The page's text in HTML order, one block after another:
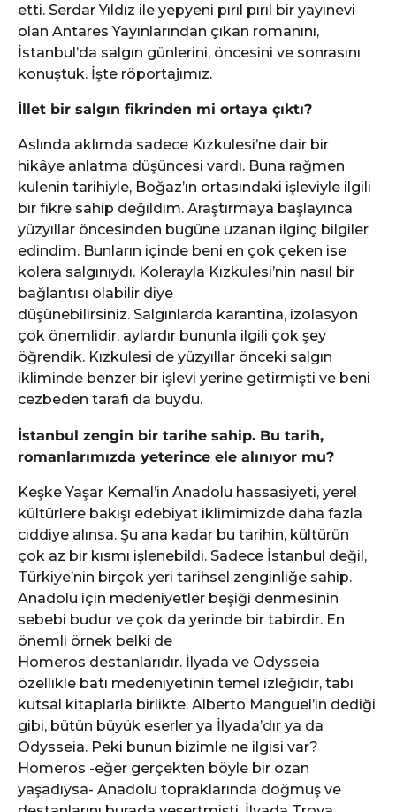
etti. Serdar Yıldız ile yepyeni pırıl pırıl bir yayınevi
olan Antares Yayınlarından çıkan romanını,
İstanbul’da salgın günlerini, öncesini ve sonrasını
konuştuk. İşte röportajımız.
İllet bir salgın fikrinden mi ortaya çıktı?
Aslında aklımda sadece Kızkulesi’ne dair bir
hikâye anlatma düşüncesi vardı. Buna rağmen
kulenin tarihiyle, Boğaz’ın ortasındaki işleviyle ilgili
bir fikre sahip değildim. Araştırmaya başlayınca
yüzyıllar öncesinden bugüne uzanan ilginç bilgiler
edindim. Bunların içinde beni en çok çeken ise
kolera salgınıydı. Kolerayla Kızkulesi’nin nasıl bir
bağlantısı olabilir diye
düşünebilirsiniz. Salgınlarda karantina, izolasyon
çok önemlidir, aylardır bununla ilgili çok şey
öğrendik. Kızkulesi de yüzyıllar önceki salgın
ikliminde benzer bir işlevi yerine getirmişti ve beni
cezbeden tarafı da buydu.
İstanbul zengin bir tarihe sahip. Bu tarih,
romanlarımızda yeterince ele alınıyor mu?
Keşke Yaşar Kemal’in Anadolu hassasiyeti, yerel
kültürlere bakışı edebiyat iklimimizde daha fazla
ciddiye alınsa. Şu ana kadar bu tarihin, kültürün
çok az bir kısmı işlenebildi. Sadece İstanbul değil,
Türkiye’nin birçok yeri tarihsel zenginliğe sahip.
Anadolu için medeniyetler beşiği denmesinin
sebebi budur ve çok da yerinde bir tabirdir. En
önemli örnek belki de
Homeros destanlarıdır. İlyada ve Odysseia
özellikle batı medeniyetinin temel izleğidir, tabi
kutsal kitaplarla birlikte. Alberto Manguel’in dediği
gibi, bütün büyük eserler ya İlyada’dır ya da
Odysseia. Peki bunun bizimle ne ilgisi var?
Homeros -eğer gerçekten böyle bir ozan
yaşadıysa- Anadolu topraklarında doğmuş ve